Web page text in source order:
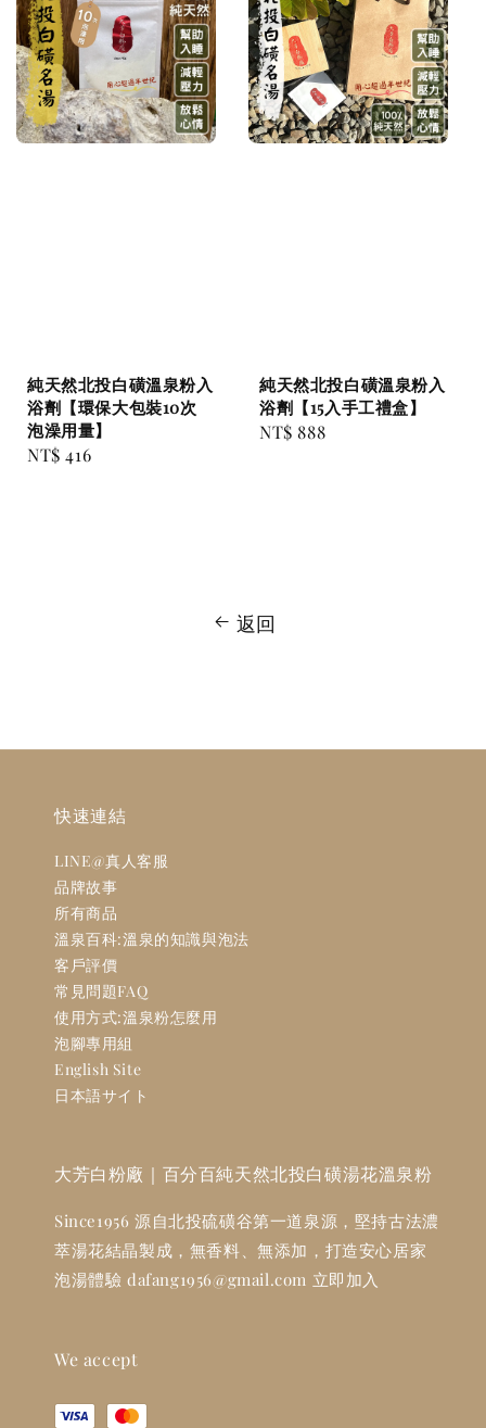
純天然北投白磺溫泉粉入
浴劑【環保大包裝10次
泡澡用量】
Regular
NT$ 416
純天然北投白磺溫泉粉入
浴劑【15入手工禮盒】
Regular
NT$ 888
返回
快速連結
LINE@真人客服
品牌故事
所有商品
溫泉百科:溫泉的知識與泡法
客戶評價
常見問題FAQ
使用方式:溫泉粉怎麼用
泡腳專用組
English Site
日本語サイト
大芳白粉廠｜百分百純天然北投白磺湯花溫泉粉
Since1956 源自北投硫磺谷第一道泉源，堅持古法濃
萃湯花結晶製成，無香料、無添加，打造安心居家
泡湯體驗 dafang1956@gmail.com 立即加入
We accept